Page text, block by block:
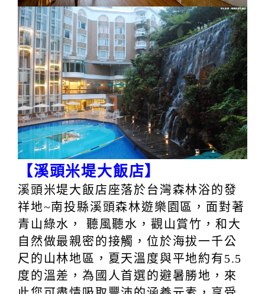
【溪頭米堤大飯店】
溪頭米堤大飯店座落於台灣森林浴的發
祥地~南投縣溪頭森林遊樂園區，面對著
青山綠水， 聽風聽水，觀山賞竹，和大
自然做最親密的接觸，位於海拔一千公
尺的山林地區，夏天溫度與平地約有5.5
度的溫差，為國人首選的避暑勝地，來